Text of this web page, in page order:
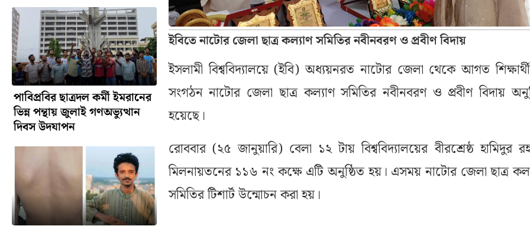
পাবিপ্রবির ছাত্রদল কর্মী ইমরানের
ভিন্ন পন্থায় জুলাই গণঅভ্যুত্থান
দিবস উদযাপন
ইবিতে নাটোর জেলা ছাত্র কল্যাণ সমিতির নবীনবরণ ও প্রবীণ বিদায়
ইসলামী বিশ্ববিদ্যালয়ে (ইবি) অধ্যয়নরত নাটোর জেলা থেকে আগত
সংগঠন নাটোর জেলা ছাত্র কল্যাণ সমিতির নবীনবরণ ও প্রবীণ বিদায়
হয়েছে।
রোববার (২৫ জানুয়ারি) বেলা ১২ টায় বিশ্ববিদ্যালয়ের বীরশ্রেষ্ঠ হামিদুর
মিলনায়তনের ১১৬ নং কক্ষে এটি অনুষ্ঠিত হয়। এসময় নাটোর জেলা ছাত্র
সমিতির টিশার্ট উন্মোচন করা হয়।